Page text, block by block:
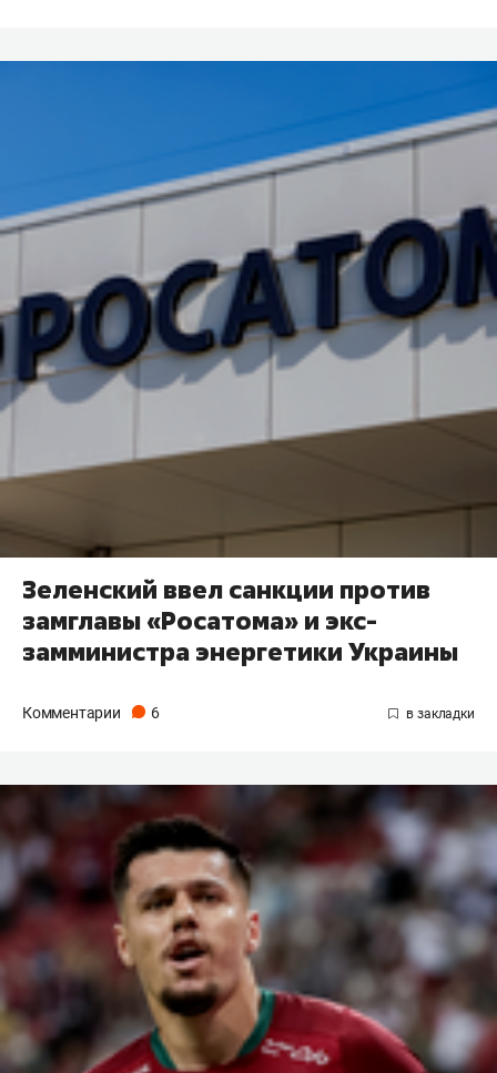
Зеленский ввел санкции против
замглавы «Росатома» и экс-
замминистра энергетики Украины
Комментарии 6